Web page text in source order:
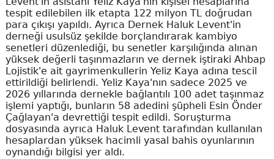
tespit edilebilen ilk etapta 122 milyon TL doğrudan
para çıkışı yapıldı. Ayrıca Dernek Haluk Levent'in
derneği usulsüz şekilde borçlandırarak kambiyo
senetleri düzenlediği, bu senetler karşılığında alınan
yüksek değerli taşınmazların ve dernek iştiraki Ahbap
Lojistik'e ait gayrimenkullerin Yeliz Kaya adına tescil
ettirildiği belirlendi. Yeliz Kaya'nın sadece 2025 ve
2026 yıllarında dernekle bağlantılı 100 adet taşınmaz
işlemi yaptığı, bunların 58 adedini şüpheli Esin Önder
Çağlayan'a devrettiği tespit edildi. Soruşturma
dosyasında ayrıca Haluk Levent tarafından kullanılan
hesaplardan yüksek hacimli yasal bahis oyunlarının
oynandığı bilgisi yer aldı.